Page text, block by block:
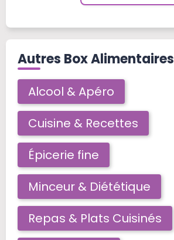
Autres Box Alimentaires
Alcool & Apéro
Cuisine & Recettes
Épicerie fine
Minceur & Diététique
Repas & Plats Cuisinés